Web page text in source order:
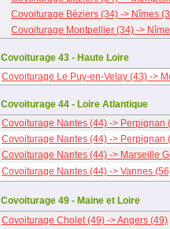
Covoiturage Béziers (34) -> Nîmes
Covoiturage Montpellier (34) ->
Covoiturage 43 - Haute Loire
Covoiturage Le Puy-en-Velay (43) ->
Covoiturage 44 - Loire Atlantique
Covoiturage Nantes (44) -> Perpignan
Covoiturage Nantes (44) -> Perpignan
Covoiturage Nantes (44) -> Marseille
Covoiturage Nantes (44) -> Vannes
Covoiturage 49 - Maine et Loire
Covoiturage Cholet (49) -> Angers (49)